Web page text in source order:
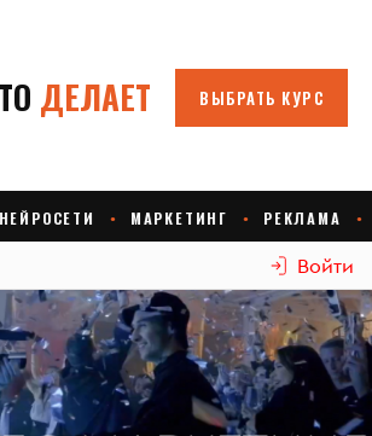
Войти